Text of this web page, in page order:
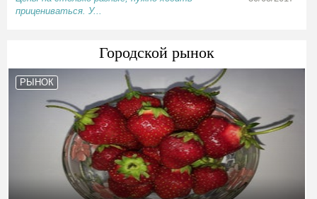
прицениваться. У...
Городской рынок
РЫНОК